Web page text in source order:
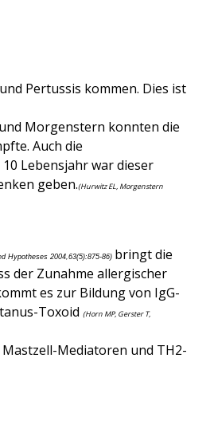
Pertussis kommen. Dies ist
Morgenstern konnten die
Auch die
Lebensjahr war dieser
geben.(Hurwitz EL, Morgenstern
Hypotheses 2004,63(5):875-86) bringt die
der Zunahme allergischer
es zur Bildung von IgG-
Toxoid (Horn MP, Gerster T,
Mediatoren und TH2-